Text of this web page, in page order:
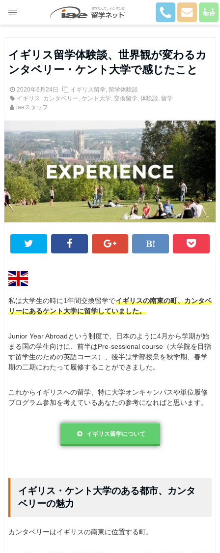
イギリス留学体験談、世界観が変わるカ
ンタベリー・ケント大学で感じたこと
2020年6月24日 イギリス留学, 留学体験談
イギリス, カンタベリー, ケント大学, 交換留学, 体験談, 留学
iaeスタッフ
私は大学生の時に1年間交換留学でイギリスの南東の町、カンタベ
リーにあるケント大学に留学していました。
Junior Year Abroadという制度で、日本のように4月から学期が始
まる国の学生向けに、前半はPre-sessional course（大学院を目指
す留学生のための英語コース）、後半は学部授業を秋学期、春学
期の二期にわたって履修することができました。
これからイギリスへの留学、特に大学オンキャンパスや単位履修
プログラム参加を考えているあなたの参考になればと思います。
イギリス留学について
イギリス・ケント大学のある都市、カンタ
ベリーの魅力
カンタベリーはイギリスの南東に位置する町。